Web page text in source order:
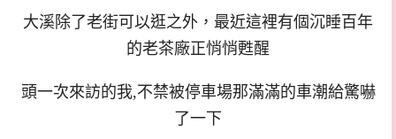
大溪除了老街可以逛之外 ， 最近這裡有個沉睡百年
的老茶廠正悄悄甦醒
頭一次來訪的我,不禁被停車場那滿滿的車潮給驚嚇
了一下